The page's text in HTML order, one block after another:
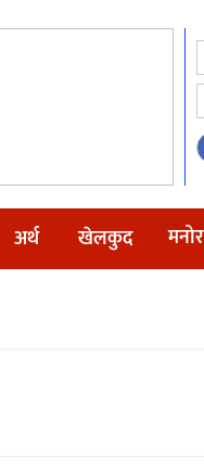
अर्थ खेलकुद